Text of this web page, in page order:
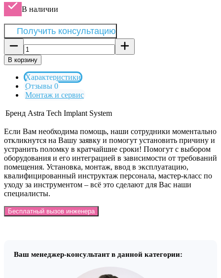
В наличии
Получить консультацию
В корзину
Характеристики
Отзывы 0
Монтаж и сервис
Бренд Astra Tech Implant System
Если Вам необходима помощь, наши сотрудники моментально
откликнутся на Вашу заявку и помогут установить причину и
устранить поломку в кратчайшие сроки! Помогут с выбором
оборудования и его интеграцией в зависимости от требований
помещения. Установка, монтаж, ввод в эксплуатацию,
квалифицированный инструктаж персонала, мастер-класс по
уходу за инструментом – всё это сделают для Вас наши
специалисты.
Бесплатный вызов инженера
Ваш менеджер-консультант в данной категории: